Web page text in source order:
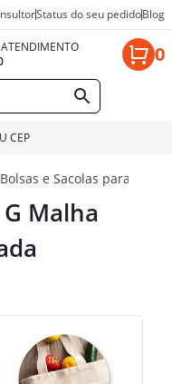
Status do seu pedidoBlog
0
CEP
Bolsas e Sacolas para
Malha